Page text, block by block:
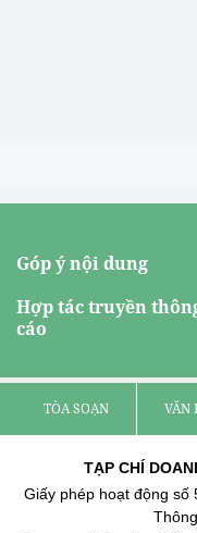
Góp ý nội dung
Hợp tác truyền
cáo
TÒA SOẠN VĂN
TẠP CHÍ
Giấy phép hoạt động số